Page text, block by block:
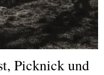
Picknick und